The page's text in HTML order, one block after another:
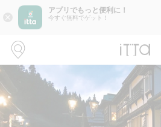
close
アプリでもっと便利に！
今すぐ無料でゲット！